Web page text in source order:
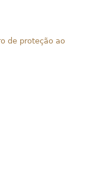
de proteção ao